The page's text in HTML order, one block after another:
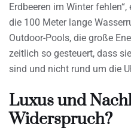
Erdbeeren im Winter
die 100 Meter lange
Outdoor-Pools, die große
zeitlich so gesteuert, dass
sind und nicht rund um die
Luxus und
Widerspruch?